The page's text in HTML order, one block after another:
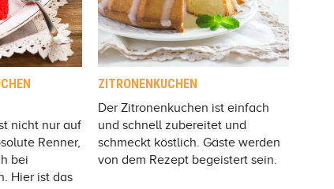
nicht nur auf
Renner,
bei
Hier ist das
ZITRONENKUCHEN
Der Zitronenkuchen ist einfach
und schnell zubereitet und
schmeckt köstlich. Gäste werden
von dem Rezept begeistert sein.